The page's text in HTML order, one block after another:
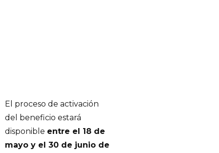
El proceso de activación
del beneficio estará
disponible entre el 18 de
mayo y el 30 de junio de